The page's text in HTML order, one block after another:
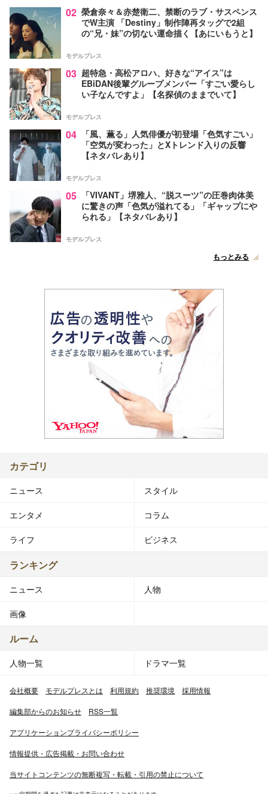
02 榮倉奈々＆赤楚衛二、禁断のラブ・サスペンス
でW主演 「Destiny」制作陣再タッグで2組
の“兄・妹”の切ない運命描く【あにいもうと】
モデルプレス
03 超特急・高松アロハ、好きな“アイス”は
EBiDAN後輩グループメンバー「すごい愛らし
い子なんですよ」【名探偵のままでいて】
モデルプレス
04
「風、薫る」人気俳優が初登場「色気すごい」
「空気が変わった」とXトレンド入りの反響
【ネタバレあり】
モデルプレス
05
「VIVANT」堺雅人、“脱スーツ”の圧巻肉体美
に驚きの声「色気が溢れてる」「ギャップにや
られる」【ネタバレあり】
モデルプレス
もっとみる
カテゴリ
ニュース スタイル
エンタメ コラム
ライフ ビジネス
ランキング
ニュース 人物
画像
ルーム
人物一覧 ドラマ一覧
会社概要 モデルプレスとは 利用規約 推奨環境 採用情報
編集部からのお知らせ RSS一覧
アプリケーションプライバシーポリシー
情報提供・広告掲載・お問い合わせ
当サイトコンテンツの無断複写・転載・引用の禁止について